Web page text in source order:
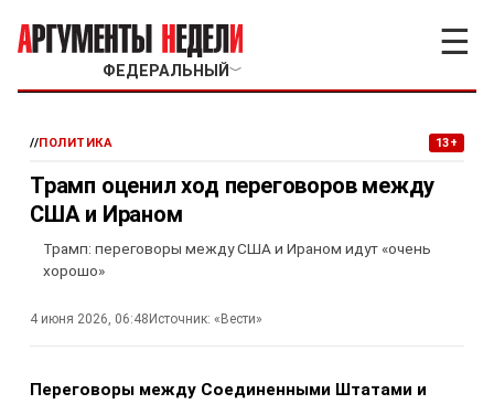
ФЕДЕРАЛЬНЫЙ ﹀
☰
//ПОЛИТИКА 13+
Трамп оценил ход переговоров между
США и Ираном
Трамп: переговоры между США и Ираном идут «очень
хорошо»
4 июня 2026, 06:48 Источник: «Вести»
Переговоры между Соединенными Штатами и